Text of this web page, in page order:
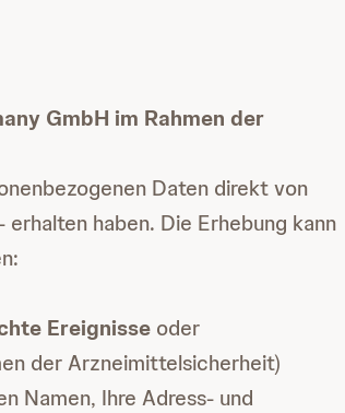
GmbH im Rahmen der
Daten direkt von
haben. Die Erhebung kann
Ereignisse oder
der Arzneimittelsicherheit)
Namen, Ihre Adress- und